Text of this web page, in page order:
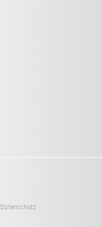
Datenschutz